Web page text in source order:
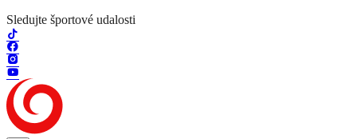
Sledujte športové udalosti